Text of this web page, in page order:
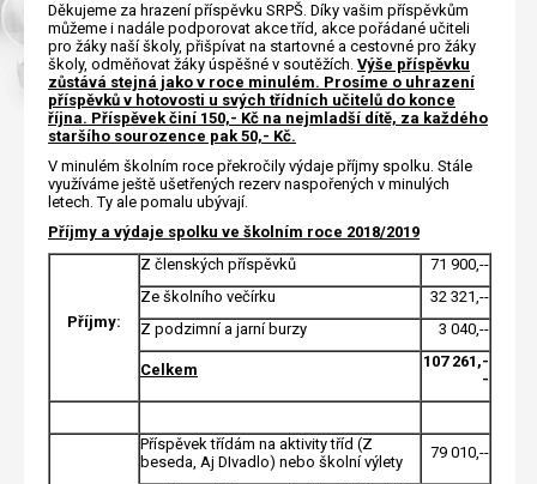
Děkujeme za hrazení příspěvku SRPŠ. Díky vašim příspěvkům
můžeme i nadále podporovat akce tříd, akce pořádané učiteli
pro žáky naší školy, přišpívat na startovné a cestovné pro žáky
školy, odměňovat žáky úspěšné v soutěžích. Výše příspěvku
zůstává stejná jako v roce minulém. Prosíme o uhrazení
příspěvků v hotovosti u svých třídních učitelů do konce
října. Příspěvek činí 150,- Kč na nejmladší dítě, za každého
staršího sourozence pak 50,- Kč.
V minulém školním roce překročily výdaje příjmy spolku. Stále
využíváme ještě ušetřených rezerv naspořených v minulých
letech. Ty ale pomalu ubývají.
Příjmy a výdaje spolku ve školním roce 2018/2019
Příjmy:
Z členských příspěvků
71 900,--
Ze školního večírku
32 321,--
Z podzimní a jarní burzy
3 040,--
Celkem
107 261,-
-
Příspěvek třídám na aktivity tříd (Z
beseda, Aj DIvadlo) nebo školní výlety
79 010,--